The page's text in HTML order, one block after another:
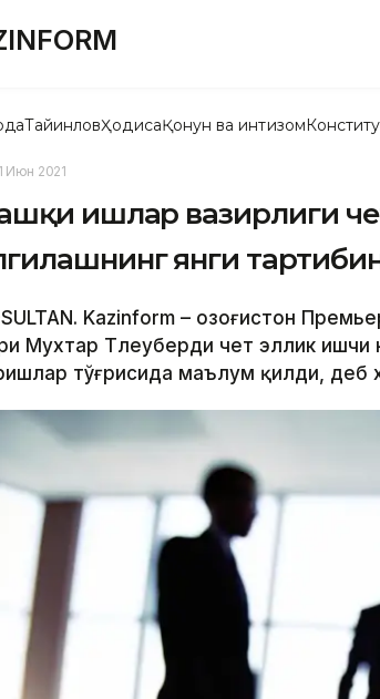
ТайинловҲодисаҚонун ва интизом
Июн 2021
ишлар вазирлиги
янги
SULTAN. Kazinform – Қозоғистон
Мухтар Тлеуберди чет эллик ишчи
тўғрисида маълум қилди, деб